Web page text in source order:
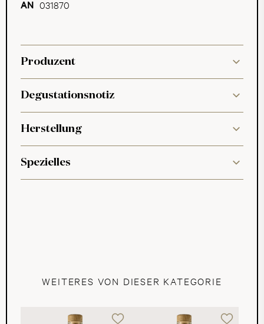
031870
Produzent
Degustationsnotiz
Herstellung
Spezielles
WEITERES VON DIESER KATEGORIE